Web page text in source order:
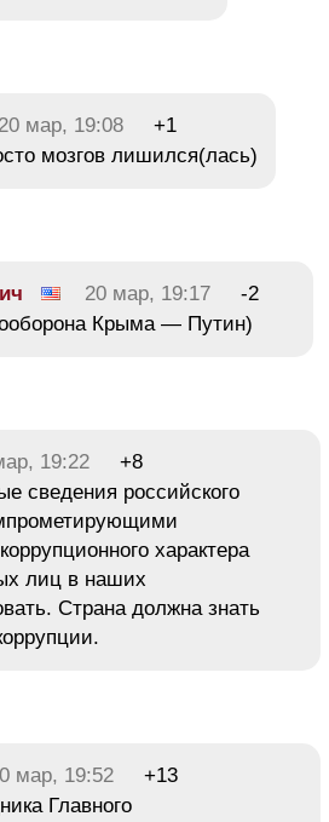
20 мар, 19:08
+1
мозгов лишился(лась)
20 мар, 19:17
-2
Крыма — Путин)
19:22
+8
сведения российского
характера
лиц в наших
Страна должна знать
мар, 19:52
+13
Главного